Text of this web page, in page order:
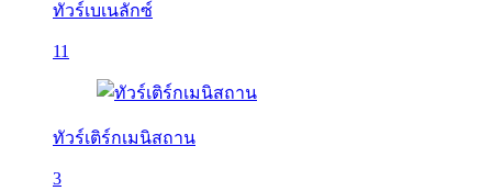
ทัวร์เบเนลักซ์
11
ทัวร์เติร์กเมนิสถาน
3